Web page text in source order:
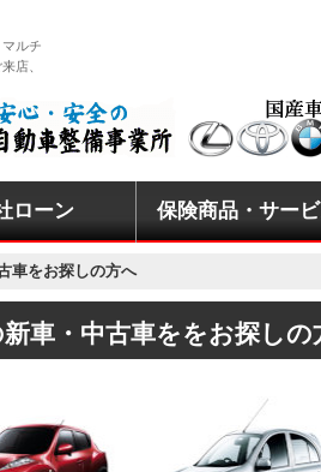
ルチ
店、
HVカー
ィーゼル
軽自動車
り
ついて
整備業
ローン 保険商品・サー
車をお探しの方へ
車・中古車ををお探し